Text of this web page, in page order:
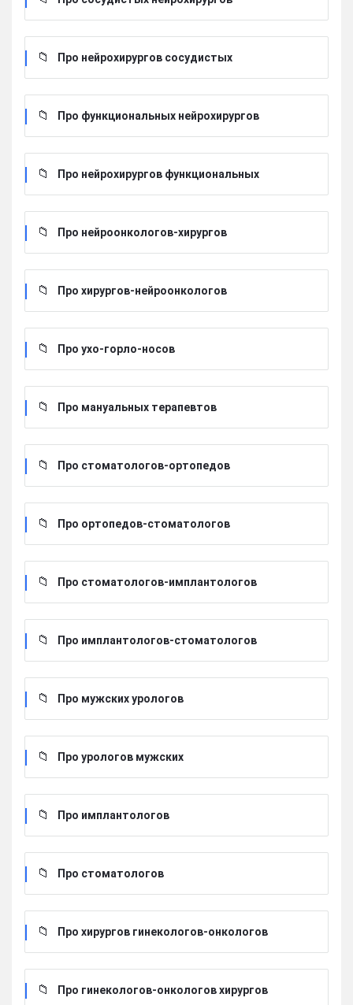
Про нейрохирургов сосудистых
Про функциональных нейрохирургов
Про нейрохирургов функциональных
Про нейроонкологов-хирургов
Про хирургов-нейроонкологов
Про ухо-горло-носов
Про мануальных терапевтов
Про стоматологов-ортопедов
Про ортопедов-стоматологов
Про стоматологов-имплантологов
Про имплантологов-стоматологов
Про мужских урологов
Про урологов мужских
Про имплантологов
Про стоматологов
Про хирургов гинекологов-онкологов
Про гинекологов-онкологов хирургов